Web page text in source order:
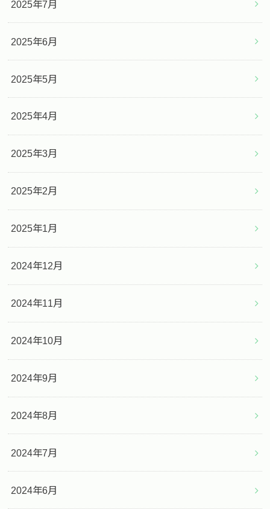
2025年7月
2025年6月
2025年5月
2025年4月
2025年3月
2025年2月
2025年1月
2024年12月
2024年11月
2024年10月
2024年9月
2024年8月
2024年7月
2024年6月